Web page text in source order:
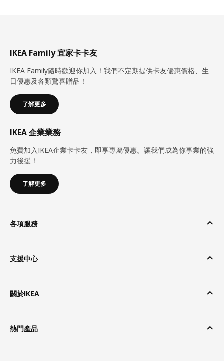
IKEA Family 宜家卡卡友
IKEA Family隨時歡迎你加入！我們不定期提供卡友優惠價格、生
日優惠及各類驚喜贈品！
了解更多
IKEA 企業業務
免費加入IKEA企業卡卡友，即享專屬優惠。讓我們成為你事業的強
力後援！
了解更多
各項服務
支援中心
關於IKEA
熱門產品